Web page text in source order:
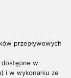
przepływowych
dostępne w
i w wykonaniu ze